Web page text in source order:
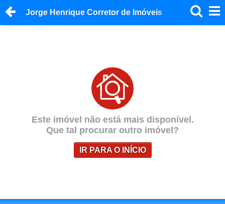
Jorge Henrique Corretor de Imóveis
Este imóvel não está mais disponível.
Que tal procurar outro imóvel?
IR PARA O INÍCIO